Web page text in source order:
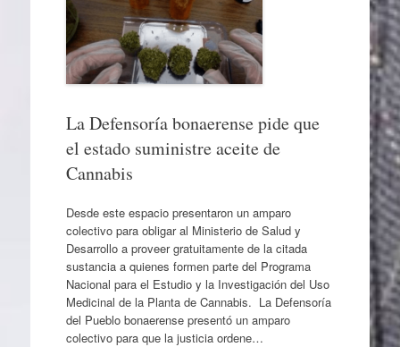
La Defensoría bonaerense pide que
el estado suministre aceite de
Cannabis
Desde este espacio presentaron un amparo
colectivo para obligar al Ministerio de Salud y
Desarrollo a proveer gratuitamente de la citada
sustancia a quienes formen parte del Programa
Nacional para el Estudio y la Investigación del Uso
Medicinal de la Planta de Cannabis. La Defensoría
del Pueblo bonaerense presentó un amparo
colectivo para que la justicia ordene…